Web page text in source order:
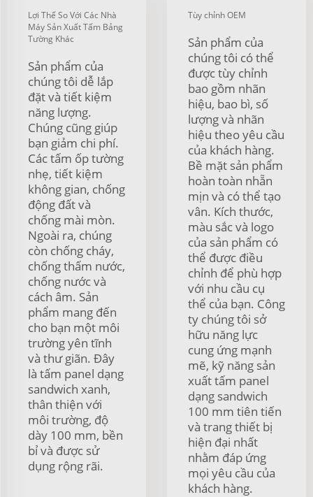
Lợi Thế So Với Các Nhà
Máy Sản Xuất Tấm Bảng
Tường Khác
Sản phẩm của
chúng tôi dễ lắp
đặt và tiết kiệm
năng lượng.
Chúng cũng giúp
bạn giảm chi phí.
Các tấm ốp tường
nhẹ, tiết kiệm
không gian, chống
động đất và
chống mài mòn.
Ngoài ra, chúng
còn chống cháy,
chống thấm nước,
chống nước và
cách âm. Sản
phẩm mang đến
cho bạn một môi
trường yên tĩnh
và thư giãn. Đây
là tấm panel dạng
sandwich xanh,
thân thiện với
môi trường, độ
dày 100 mm, bền
bỉ và được sử
dụng rộng rãi.
Tùy chỉnh OEM
Sản phẩm của
chúng tôi có thể
được tùy chỉnh
bao gồm nhãn
hiệu, bao bì, số
lượng và nhãn
hiệu theo yêu cầu
của khách hàng.
Bề mặt sản phẩm
hoàn toàn nhẵn
mịn và có thể tạo
vân. Kích thước,
màu sắc và logo
của sản phẩm có
thể được điều
chỉnh để phù hợp
với nhu cầu cụ
thể của bạn. Công
ty chúng tôi sở
hữu năng lực
cung ứng mạnh
mẽ, kỹ năng sản
xuất tấm panel
dạng sandwich
100 mm tiên tiến
và trang thiết bị
hiện đại nhất
nhằm đáp ứng
mọi yêu cầu của
khách hàng.